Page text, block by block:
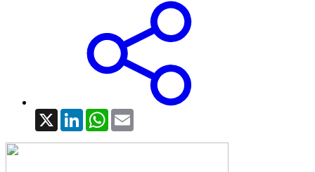
X LinkedInWhatsApp